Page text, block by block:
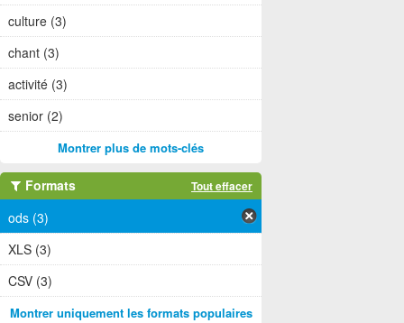
culture (3)
chant (3)
activité (3)
senior (2)
Montrer plus de mots-clés
Formats Tout effacer
ods (3)
XLS (3)
CSV (3)
Montrer uniquement les formats populaires